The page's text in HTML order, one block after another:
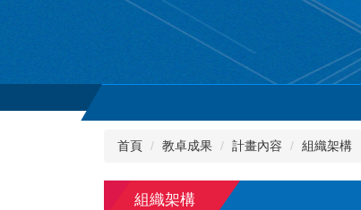
內
首頁 教卓成果 計畫內容 組織架構
組織架構